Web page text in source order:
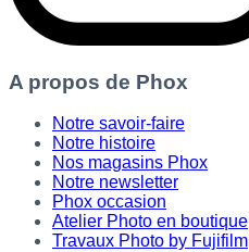
A propos de Phox
Notre savoir-faire
Notre histoire
Nos magasins Phox
Notre newsletter
Phox occasion
Atelier Photo en boutique
Travaux Photo by Fujifilm